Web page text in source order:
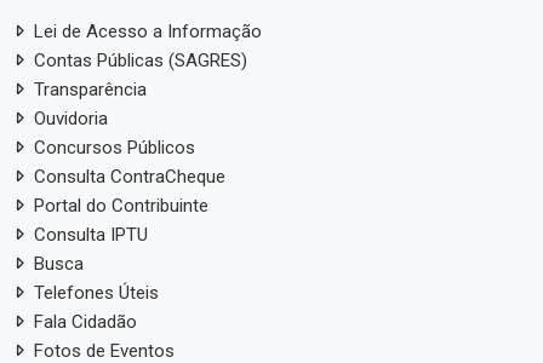
Lei de Acesso a Informação
Contas Públicas (SAGRES)
Transparência
Ouvidoria
Concursos Públicos
Consulta ContraCheque
Portal do Contribuinte
Consulta IPTU
Busca
Telefones Úteis
Fala Cidadão
Fotos de Eventos